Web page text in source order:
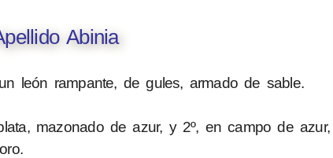
Abinia
león rampante, de gules, armado de sable.
mazonado de azur, y 2º, en campo de azur,